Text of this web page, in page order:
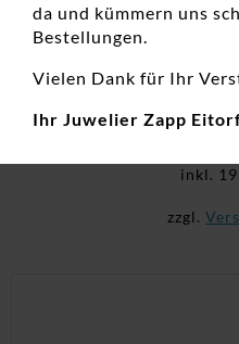
Damenringe, Neuheiten,
Damenring
inkl. 19
zzgl.
da und kümmern uns
Bestellungen.
Vielen Dank für Ihr
Ihr Juwelier Zapp